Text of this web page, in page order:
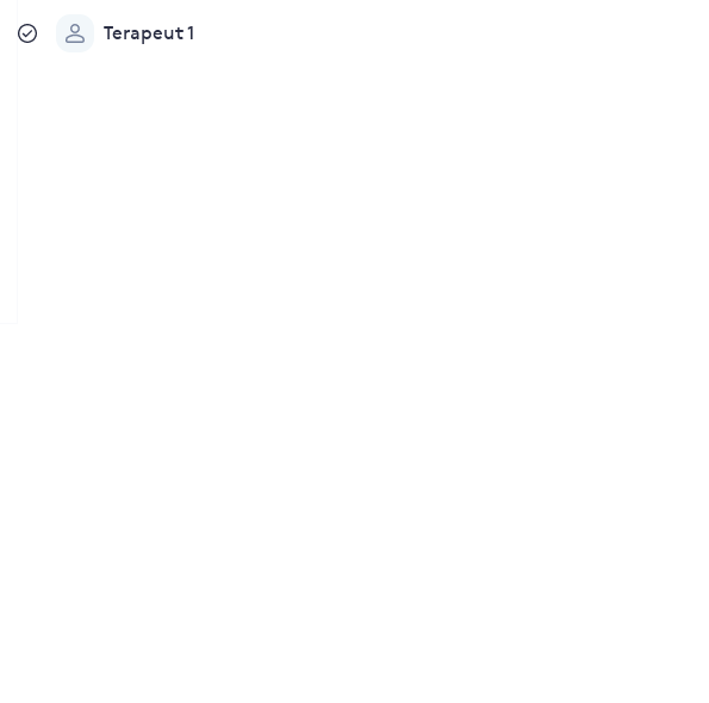
Terapeut 1